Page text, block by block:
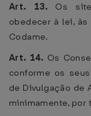
Art. 13. Os
obedecer à lei, às
Codame.
Art. 14. Os
conforme os
de Divulgação de
minimamente, por